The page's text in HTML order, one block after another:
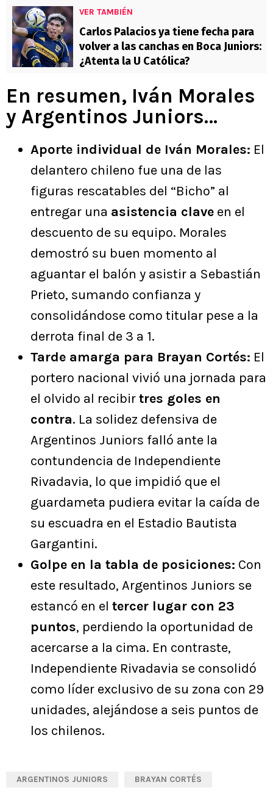
VER TAMBIÉN
Carlos Palacios ya tiene fecha para
volver a las canchas en Boca Juniors:
¿Atenta la U Católica?
En resumen, Iván Morales
y Argentinos Juniors…
Aporte individual de Iván Morales: El
delantero chileno fue una de las
figuras rescatables del “Bicho” al
entregar una asistencia clave en el
descuento de su equipo. Morales
demostró su buen momento al
aguantar el balón y asistir a Sebastián
Prieto, sumando confianza y
consolidándose como titular pese a la
derrota final de 3 a 1.
Tarde amarga para Brayan Cortés: El
portero nacional vivió una jornada para
el olvido al recibirtres goles en
contra. La solidez defensiva de
Argentinos Juniors falló ante la
contundencia de Independiente
Rivadavia, lo que impidió que el
guardameta pudiera evitar la caída de
su escuadra en el Estadio Bautista
Gargantini.
Golpe en la tabla de posiciones: Con
este resultado, Argentinos Juniors se
estancó en el tercer lugar con 23
puntos, perdiendo la oportunidad de
acercarse a la cima. En contraste,
Independiente Rivadavia se consolidó
como líder exclusivo de su zona con 29
unidades, alejándose a seis puntos de
los chilenos.
ARGENTINOS JUNIORS BRAYAN CORTÉS